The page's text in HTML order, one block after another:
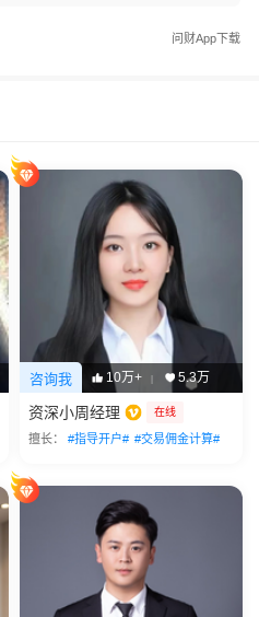
问财App下载
咨询我 10万+ | 5.3万
资深小周经理 在线
擅长： #指导开户# #交易佣金计算#